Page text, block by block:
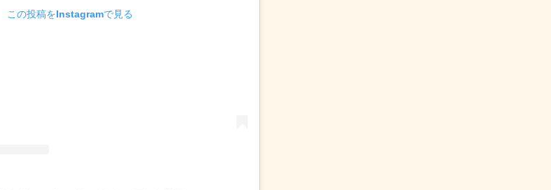
この投稿をInstagramで見る